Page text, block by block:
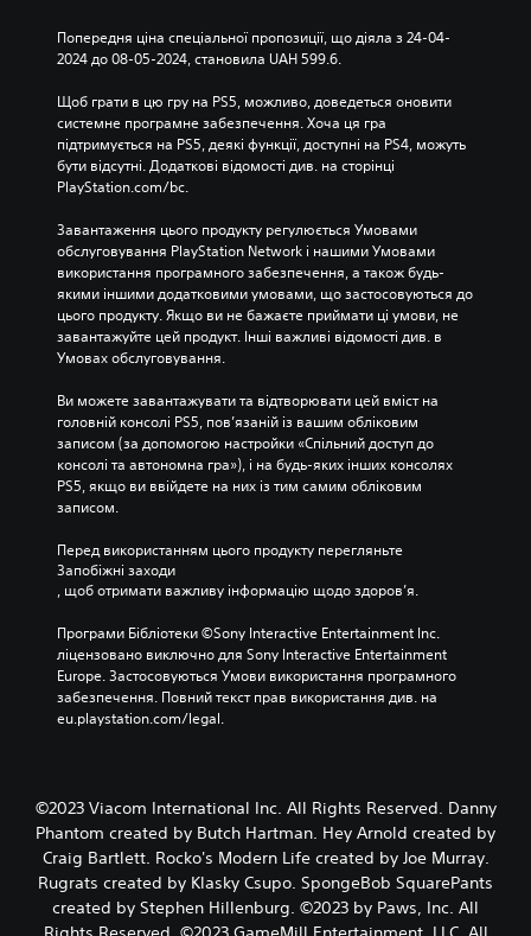
Попередня ціна спеціальної пропозиції, що діяла з 24-04-
2024 до 08-05-2024, становила UAH 599.6.
Щоб грати в цю гру на PS5, можливо, доведеться оновити
системне програмне забезпечення. Хоча ця гра
підтримується на PS5, деякі функції, доступні на PS4, можуть
бути відсутні. Додаткові відомості див. на сторінці
PlayStation.com/bc.
Завантаження цього продукту регулюється Умовами
обслуговування PlayStation Network і нашими Умовами
використання програмного забезпечення, а також будь-
якими іншими додатковими умовами, що застосовуються до
цього продукту. Якщо ви не бажаєте приймати ці умови, не
завантажуйте цей продукт. Інші важливі відомості див. в
Умовах обслуговування.
Ви можете завантажувати та відтворювати цей вміст на
головній консолі PS5, пов’язаній із вашим обліковим
записом (за допомогою настройки «Спільний доступ до
консолі та автономна гра»), і на будь-яких інших консолях
PS5, якщо ви ввійдете на них із тим самим обліковим
записом.
Перед використанням цього продукту перегляньте
Запобіжні заходи
, щоб отримати важливу інформацію щодо здоров’я.
Програми Бібліотеки ©Sony Interactive Entertainment Inc.
ліцензовано виключно для Sony Interactive Entertainment
Europe. Застосовуються Умови використання програмного
забезпечення. Повний текст прав використання див. на
eu.playstation.com/legal.
©2023 Viacom International Inc. All Rights Reserved. Danny
Phantom created by Butch Hartman. Hey Arnold created by
Craig Bartlett. Rocko's Modern Life created by Joe Murray.
Rugrats created by Klasky Csupo. SpongeBob SquarePants
created by Stephen Hillenburg. ©2023 by Paws, Inc. All